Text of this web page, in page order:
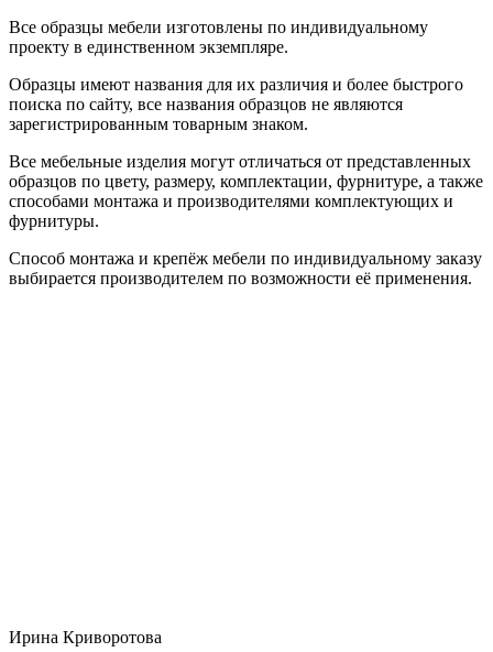
Все образцы мебели изготовлены по индивидуальному
проекту в единственном экземпляре.
Образцы имеют названия для их различия и более быстрого
поиска по сайту, все названия образцов не являются
зарегистрированным товарным знаком.
Все мебельные изделия могут отличаться от представленных
образцов по цвету, размеру, комплектации, фурнитуре, а также
способами монтажа и производителями комплектующих и
фурнитуры.
Способ монтажа и крепёж мебели по индивидуальному заказу
выбирается производителем по возможности её применения.
Ирина Криворотова